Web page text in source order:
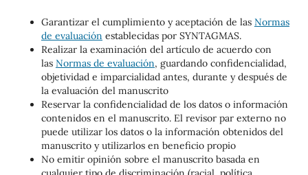
Garantizar el cumplimiento y aceptación de las Normas
de evaluación establecidas por SYNTAGMAS.
Realizar la examinación del artículo de acuerdo con
las Normas de evaluación, guardando confidencialidad,
objetividad e imparcialidad antes, durante y después de
la evaluación del manuscrito
Reservar la confidencialidad de los datos o información
contenidos en el manuscrito. El revisor par externo no
puede utilizar los datos o la información obtenidos del
manuscrito y utilizarlos en beneficio propio
No emitir opinión sobre el manuscrito basada en